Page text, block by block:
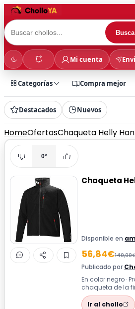
Mi cuenta
Categorías Compra mejor
Destacados Nuevos
HomeOfertasChaqueta Helly
0°
Chaqueta
Disponible en
56,84€
Publicado por
En color negro ·
chaqueta de la
un diseño
Ir al chollo